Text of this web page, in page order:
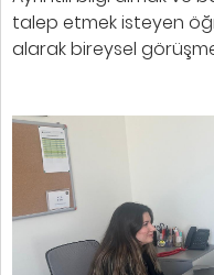
talep etmek isteyen
alarak bireysel